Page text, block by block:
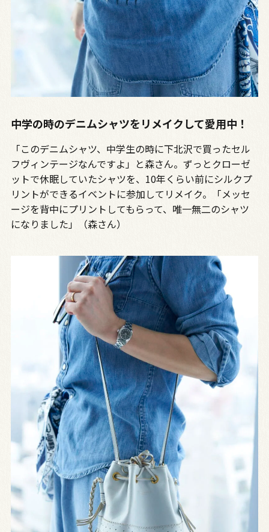
中学の時のデニムシャツをリメイクして愛用中！
「このデニムシャツ、中学生の時に下北沢で買ったセル
フヴィンテージなんですよ」と森さん。ずっとクローゼ
ットで休眠していたシャツを、10年くらい前にシルクプ
リントができるイベントに参加してリメイク。「メッセ
ージを背中にプリントしてもらって、唯一無二のシャツ
になりました」（森さん）